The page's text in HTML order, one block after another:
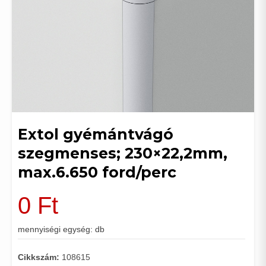
Extol gyémántvágó
szegmenses; 230×22,2mm,
max.6.650 ford/perc
0 Ft
mennyiségi egység: db
Cikkszám: 108615